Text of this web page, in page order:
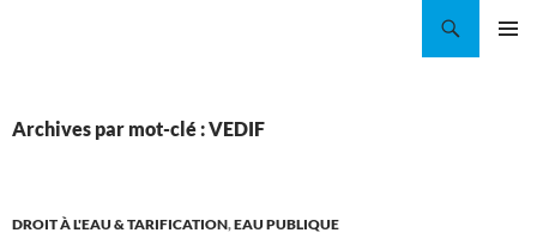
Archives par mot-clé : VEDIF
DROIT À L'EAU & TARIFICATION,EAU PUBLIQUE